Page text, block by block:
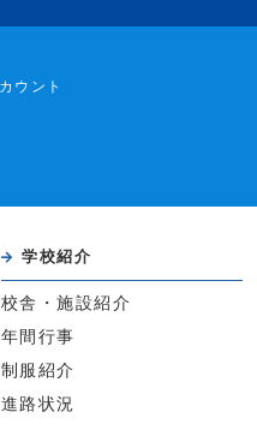
ウント
学校紹介
校舎・施設紹介
年間行事
制服紹介
進路状況